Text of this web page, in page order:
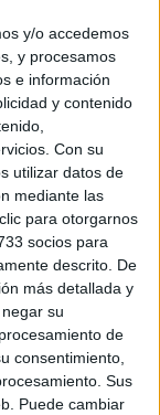
y/o accedemos
y procesamos
e información
y contenido
Con su
utilizar datos de
mediante las
para otorgarnos
socios para
descrito. De
más detallada y
su
de
consentimiento,
Sus
Puede cambiar
por
la avalancha
con sus
de
6 agresiones
en Ceuta